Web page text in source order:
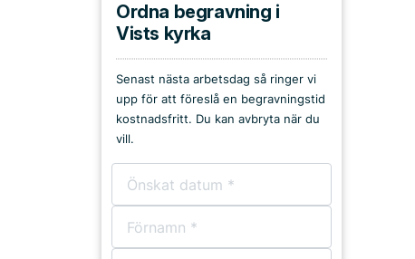
Kyrkor & kapell
Begravningsplatser
Församlingshem
Bårhus
Ordna begravning i
Vists kyrka
Senast nästa arbetsdag så ringer vi
upp för att föreslå en begravningstid
kostnadsfritt. Du kan avbryta när du
vill.